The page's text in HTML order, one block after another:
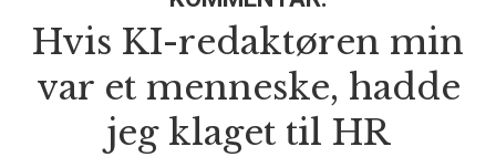
Hvis KI-redaktøren min
var et menneske, hadde
jeg klaget til HR